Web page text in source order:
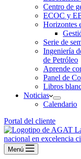
Centro de
ECOC y
Horizontes
Serie de
Ingeniería
de Petróleo
Aprende
Panel de
Libros
Noticias
Calendario
Portal del cliente
Menú